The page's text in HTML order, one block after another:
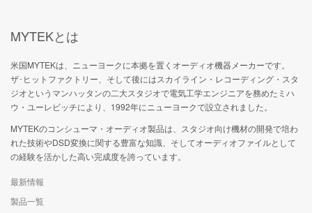
MYTEKとは
米国MYTEKは、ニューヨークに本拠を置くオーディオ機器メーカーです。
ザ･ヒットファクトリー、そして後にはスカイライン・レコーディング・スタ
ジオというマンハッタンの二大スタジオで電気工学エンジニアを務めたミハ
ウ・ユーレビッチにより、1992年にニューヨークで設立されました。
MYTEKのコンシューマ・オーディオ製品は、スタジオ向け機材の開発で培わ
れた技術やDSD変換に関する豊富な知識、そしてオーディオファイルとして
の経験を活かした高い完成度を誇っています。
最新情報
製品一覧